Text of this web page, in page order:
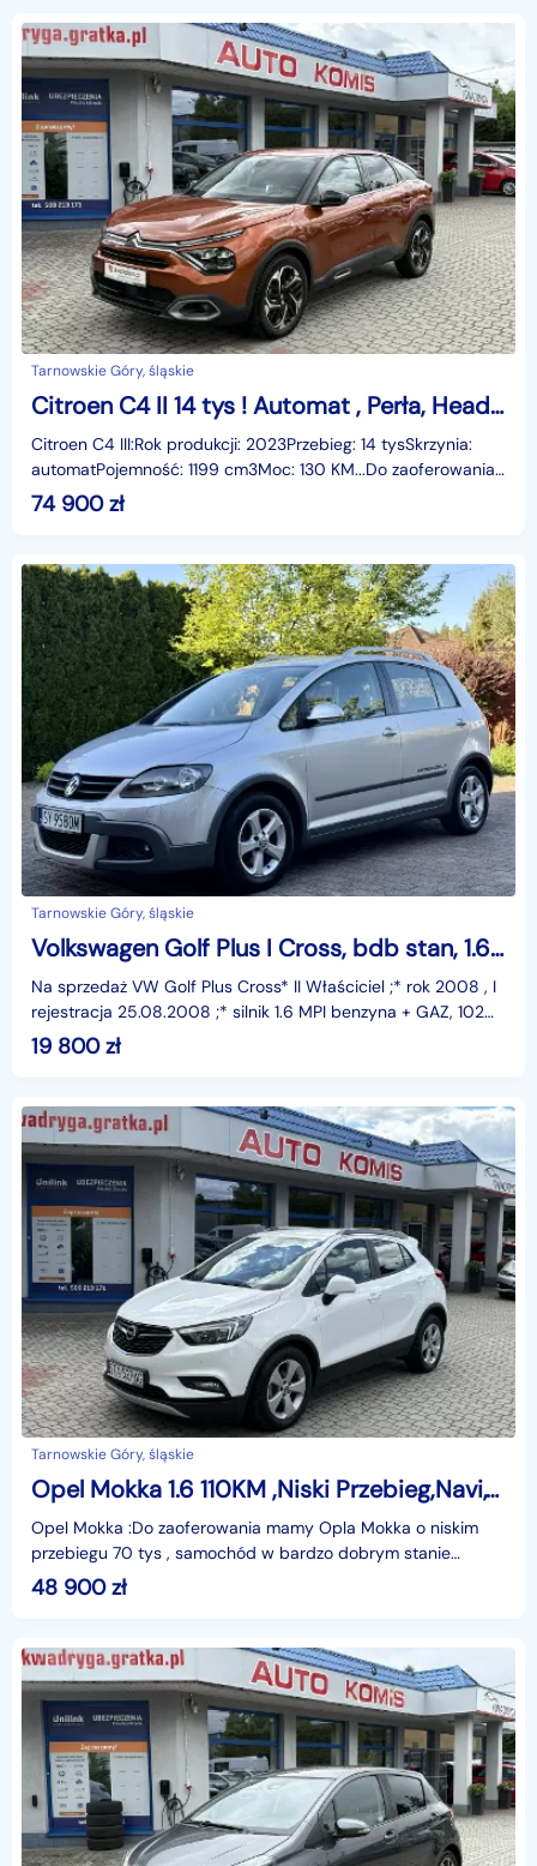
Tarnowskie Góry, śląskie
Citroen C4 II 14 tys ! Automat , Perła, Head UP,Gwarancja
Citroen C4 III:Rok produkcji: 2023Przebieg: 14 tysSkrzynia:
automatPojemność: 1199 cm3Moc: 130 KM...Do zaoferowania
74 900zł
Tarnowskie Góry, śląskie
Volkswagen Golf Plus I Cross, bdb stan, 1.6 benyzna + gaz
Na sprzedaż VW Golf Plus Cross* II Właściciel ;* rok 2008 , I
rejestracja 25.08.2008 ;* silnik 1.6 MPI benzyna + GAZ, 102
KM ; ( instalacja gazowa założona w 03
19 800zł
Tarnowskie Góry, śląskie
Opel Mokka 1.6 110KM ,Niski Przebieg,Navi,Tempomat
Opel Mokka :Do zaoferowania mamy Opla Mokka o niskim
przebiegu 70 tys , samochód w bardzo dobrym stanie
48 900zł